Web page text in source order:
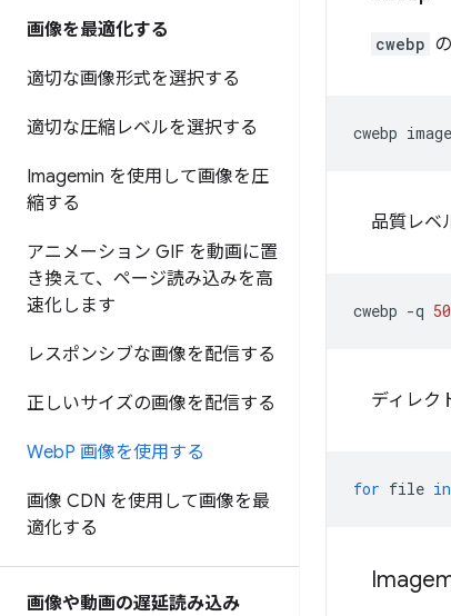
画像を最適化する
適切な画像形式を選択する
適切な圧縮レベルを選択する
Imagemin を使用して画像を圧
縮する
アニメーション GIF を動画に置
き換えて、ページ読み込みを高
速化します
レスポンシブな画像を配信する
正しいサイズの画像を配信する
WebP 画像を使用する
画像 CDN を使用して画像を最
適化する
画像や動画の遅延読み込み
cwebp
cwebp
品質レベ
cwebp -q 50
ディレク
for file in